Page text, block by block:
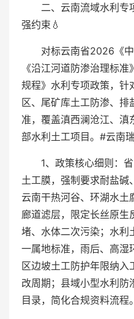
二、云南流域水利专
强约束💧
对标云南省2026《
《沿江河道防渗治理标
规程》水利专项政策，针
区、尾矿库土工防渗、
准，覆盖滇西澜沧江、滇
部水利土工项目。#云南
1、政策核心细则：
土工膜，强制要求耐盐
云南干热河谷、环湖水土
廊道滤层，限定长丝原生
堵、水体二次污染；水利
一属地标准，雨后、高湿
区边坡土工防护年限纳
改周期；县域小型水利防
目录，简化合规资料流程。